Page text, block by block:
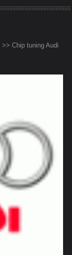
>> Chip tuning Audi